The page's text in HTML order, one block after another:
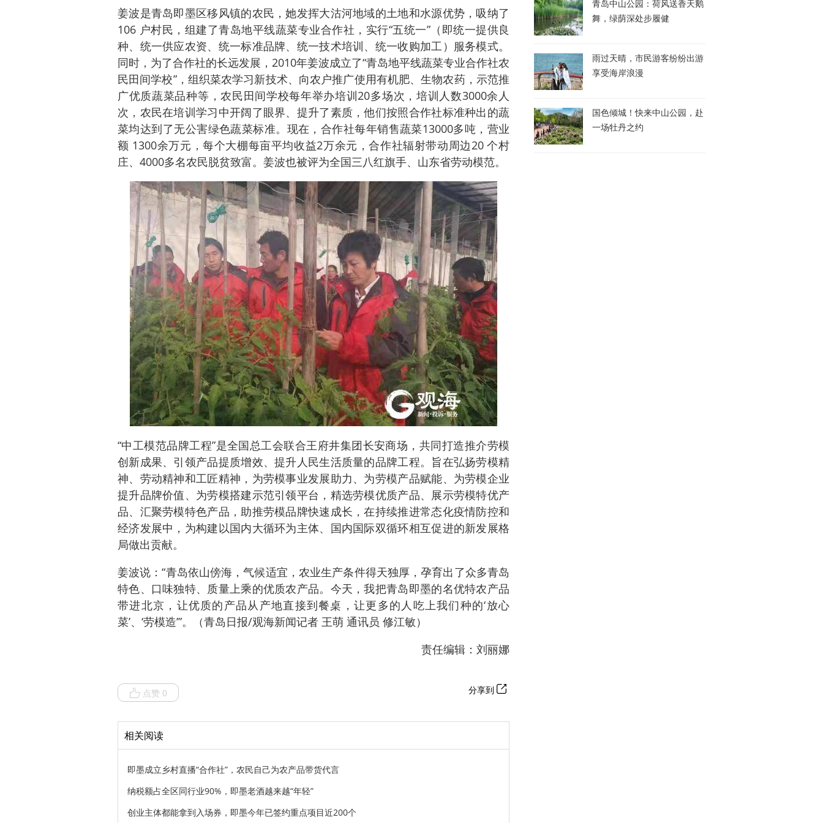
姜波是青岛即墨区移风镇的农民，她发挥大沽河地域的土地和水源优势，吸纳了
106 户村民，组建了青岛地平线蔬菜专业合作社，实行“五统一”（即统一提供良
种、统一供应农资、统一标准品牌、统一技术培训、统一收购加工）服务模式。
同时，为了合作社的长远发展，2010年姜波成立了“青岛地平线蔬菜专业合作社农
民田间学校”，组织菜农学习新技术、向农户推广使用有机肥、生物农药，示范推
广优质蔬菜品种等，农民田间学校每年举办培训20多场次，培训人数3000余人
次，农民在培训学习中开阔了眼界、提升了素质，他们按照合作社标准种出的蔬
菜均达到了无公害绿色蔬菜标准。现在，合作社每年销售蔬菜13000多吨，营业
额 1300余万元，每个大棚每亩平均收益2万余元，合作社辐射带动周边20 个村
庄、4000多名农民脱贫致富。姜波也被评为全国三八红旗手、山东省劳动模范。
“中工模范品牌工程”是全国总工会联合王府井集团长安商场，共同打造推介劳模
创新成果、引领产品提质增效、提升人民生活质量的品牌工程。旨在弘扬劳模精
神、劳动精神和工匠精神，为劳模事业发展助力、为劳模产品赋能、为劳模企业
提升品牌价值、为劳模搭建示范引领平台，精选劳模优质产品、展示劳模特优产
品、汇聚劳模特色产品，助推劳模品牌快速成长，在持续推进常态化疫情防控和
经济发展中，为构建以国内大循环为主体、国内国际双循环相互促进的新发展格
局做出贡献。
姜波说：“青岛依山傍海，气候适宜，农业生产条件得天独厚，孕育出了众多青岛
特色、口味独特、质量上乘的优质农产品。今天，我把青岛即墨的名优特农产品
带进北京，让优质的产品从产地直接到餐桌，让更多的人吃上我们种的‘放心
菜’、‘劳模造’”。（青岛日报/观海新闻记者 王萌 通讯员 修江敏）
责任编辑：刘丽娜
点赞 0 分享到
相关阅读
即墨成立乡村直播“合作社”，农民自己为农产品带货代言
纳税额占全区同行业90%，即墨老酒越来越“年轻”
创业主体都能拿到入场券，即墨今年已签约重点项目近200个
青岛中山公园：荷风送香天鹅
舞，绿荫深处步履健
雨过天晴，市民游客纷纷出游
享受海岸浪漫
国色倾城！快来中山公园，赴
一场牡丹之约